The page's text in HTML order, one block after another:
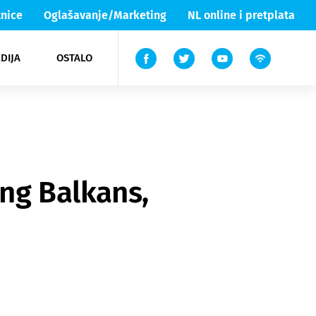
Oglašavanje/Marketing NL online i pretplata
OSTALO
Lika & Senj
TV
Balkans,